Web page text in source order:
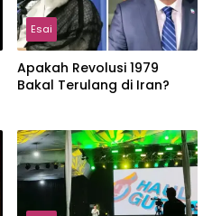
Esai
Apakah Revolusi 1979
Bakal Terulang di Iran?